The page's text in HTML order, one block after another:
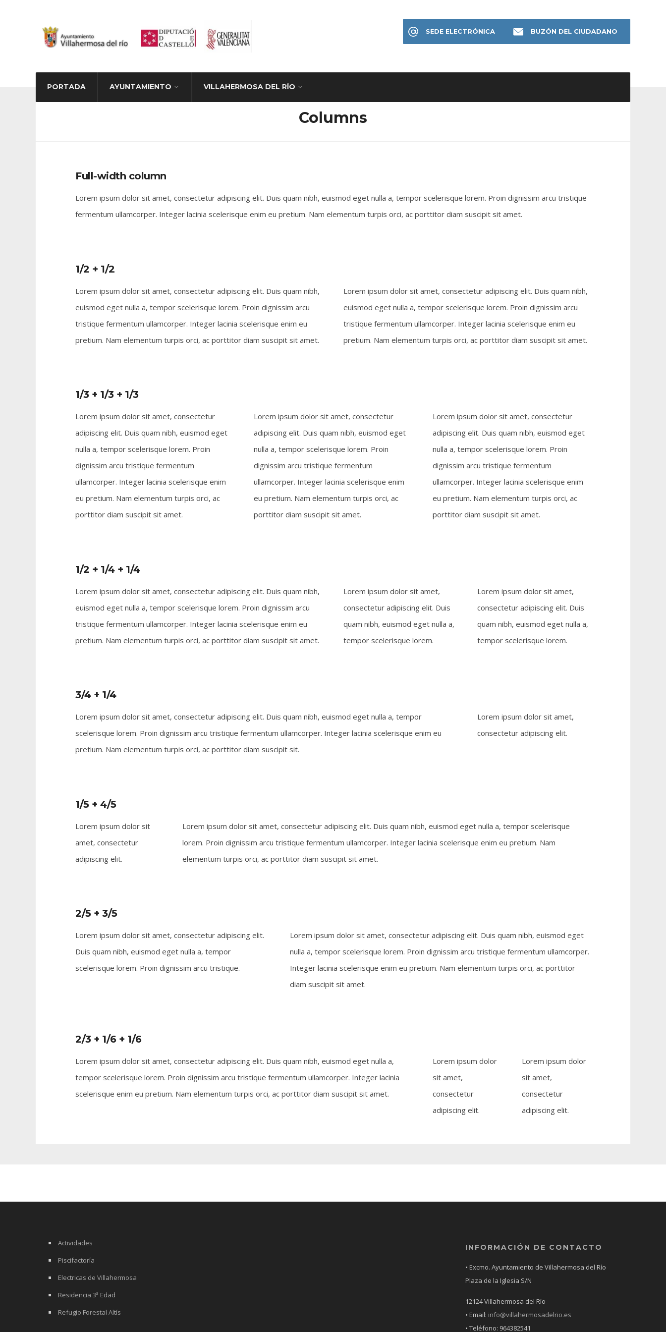
PORTADA AYUNTAMIENTO VILLAHERMOSA DEL RÍO
SEDE ELECTRÓNICA BUZÓN DEL CIUDADANO
Columns
Full-width column
Lorem ipsum dolor sit amet, consectetur adipiscing elit. Duis quam nibh, euismod eget nulla a, tempor scelerisque lorem. Proin dignissim arcu tristique
fermentum ullamcorper. Integer lacinia scelerisque enim eu pretium. Nam elementum turpis orci, ac porttitor diam suscipit sit amet.
1/2 + 1/2
Lorem ipsum dolor sit amet, consectetur adipiscing elit. Duis quam nibh,
euismod eget nulla a, tempor scelerisque lorem. Proin dignissim arcu
tristique fermentum ullamcorper. Integer lacinia scelerisque enim eu
pretium. Nam elementum turpis orci, ac porttitor diam suscipit sit amet.
Lorem ipsum dolor sit amet, consectetur adipiscing elit. Duis quam nibh,
euismod eget nulla a, tempor scelerisque lorem. Proin dignissim arcu
tristique fermentum ullamcorper. Integer lacinia scelerisque enim eu
pretium. Nam elementum turpis orci, ac porttitor diam suscipit sit amet.
1/3 + 1/3 + 1/3
Lorem ipsum dolor sit amet, consectetur
adipiscing elit. Duis quam nibh, euismod eget
nulla a, tempor scelerisque lorem. Proin
dignissim arcu tristique fermentum
ullamcorper. Integer lacinia scelerisque enim
eu pretium. Nam elementum turpis orci, ac
porttitor diam suscipit sit amet.
Lorem ipsum dolor sit amet, consectetur
adipiscing elit. Duis quam nibh, euismod eget
nulla a, tempor scelerisque lorem. Proin
dignissim arcu tristique fermentum
ullamcorper. Integer lacinia scelerisque enim
eu pretium. Nam elementum turpis orci, ac
porttitor diam suscipit sit amet.
Lorem ipsum dolor sit amet, consectetur
adipiscing elit. Duis quam nibh, euismod eget
nulla a, tempor scelerisque lorem. Proin
dignissim arcu tristique fermentum
ullamcorper. Integer lacinia scelerisque enim
eu pretium. Nam elementum turpis orci, ac
porttitor diam suscipit sit amet.
1/2 + 1/4 + 1/4
Lorem ipsum dolor sit amet, consectetur adipiscing elit. Duis quam nibh,
euismod eget nulla a, tempor scelerisque lorem. Proin dignissim arcu
tristique fermentum ullamcorper. Integer lacinia scelerisque enim eu
pretium. Nam elementum turpis orci, ac porttitor diam suscipit sit amet.
Lorem ipsum dolor sit amet,
consectetur adipiscing elit. Duis
quam nibh, euismod eget nulla a,
tempor scelerisque lorem.
Lorem ipsum dolor sit amet,
consectetur adipiscing elit. Duis
quam nibh, euismod eget nulla a,
tempor scelerisque lorem.
3/4 + 1/4
Lorem ipsum dolor sit amet, consectetur adipiscing elit. Duis quam nibh, euismod eget nulla a, tempor
scelerisque lorem. Proin dignissim arcu tristique fermentum ullamcorper. Integer lacinia scelerisque enim eu
pretium. Nam elementum turpis orci, ac porttitor diam suscipit sit.
Lorem ipsum dolor sit amet,
consectetur adipiscing elit.
1/5 + 4/5
Lorem ipsum dolor sit
amet, consectetur
adipiscing elit.
Lorem ipsum dolor sit amet, consectetur adipiscing elit. Duis quam nibh, euismod eget nulla a, tempor scelerisque
lorem. Proin dignissim arcu tristique fermentum ullamcorper. Integer lacinia scelerisque enim eu pretium. Nam
elementum turpis orci, ac porttitor diam suscipit sit amet.
2/5 + 3/5
Lorem ipsum dolor sit amet, consectetur adipiscing elit.
Duis quam nibh, euismod eget nulla a, tempor
scelerisque lorem. Proin dignissim arcu tristique.
Lorem ipsum dolor sit amet, consectetur adipiscing elit. Duis quam nibh, euismod eget
nulla a, tempor scelerisque lorem. Proin dignissim arcu tristique fermentum ullamcorper.
Integer lacinia scelerisque enim eu pretium. Nam elementum turpis orci, ac porttitor
diam suscipit sit amet.
2/3 + 1/6 + 1/6
Lorem ipsum dolor sit amet, consectetur adipiscing elit. Duis quam nibh, euismod eget nulla a,
tempor scelerisque lorem. Proin dignissim arcu tristique fermentum ullamcorper. Integer lacinia
scelerisque enim eu pretium. Nam elementum turpis orci, ac porttitor diam suscipit sit amet.
Lorem ipsum dolor
sit amet,
consectetur
adipiscing elit.
Lorem ipsum dolor
sit amet,
consectetur
adipiscing elit.
Actividades
Piscifactoría
Electricas de Villahermosa
Residencia 3ª Edad
Refugio Forestal Altís
INFORMACIÓN DE CONTACTO
• Excmo. Ayuntamiento de Villahermosa del Río
Plaza de la Iglesia S/N
12124 Villahermosa del Río
• Email: info@villahermosadelrio.es
• Teléfono: 964382541